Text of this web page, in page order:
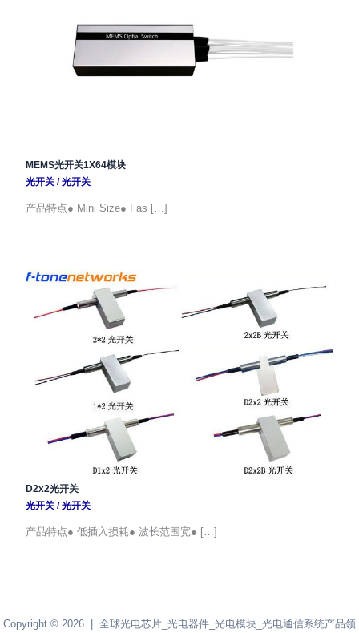
MEMS光开关1X64模块
光开关/光开关
产品特点● Mini Size● Fas […]
D2x2光开关
光开关/光开关
产品特点● 低插入损耗● 波长范围宽● […]
Copyright © 2026 | 全球光电芯片_光电器件_光电模块_光电通信系统产品领